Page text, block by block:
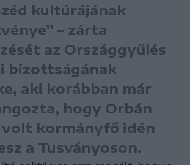
kultúrájának
– zárta
az Országgyűlés
bizottságának
aki korábban már
hogy Orbán
kormányfő idén
a Tusványoson.